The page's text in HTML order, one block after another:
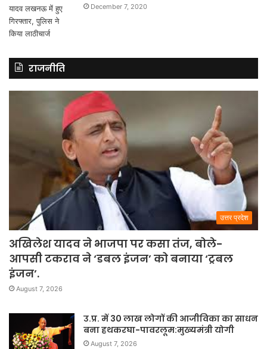
December 7, 2020
राजनीति
उत्तर प्रदेश
अखिलेश यादव ने भाजपा पर कसा तंज, बोले-
आपसी टकराव ने ‘डबल इंजन’ को बनाया ‘ट्रबल
इंजन’.
August 7, 2026
उ.प्र. में 30 लाख लोगों की आजीविका का साधन
बना हथकरघा-पावरलूम:मुख्यमंत्री योगी
August 7, 2026